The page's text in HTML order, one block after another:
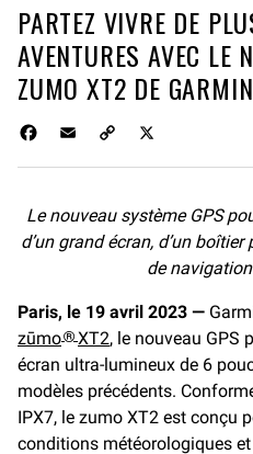
PARTEZ VIVRE DE
AVENTURES AVEC LE
ZUMO XT2 DE GARMIN
b
o
l
L
i
Le nouveau système GPS
d’un grand écran, d’un
de
Paris, le 19 avril 2023 —
zūmo® XT2, le nouveau GPS
écran ultra-lumineux de 6
modèles précédents.
IPX7, le zumo XT2 est conçu
conditions météorologiques